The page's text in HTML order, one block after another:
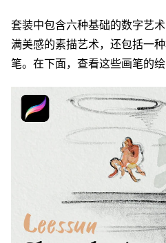
套装中包含六种基础的数字艺
满美感的素描艺术，还包括一
笔。在下面，查看这些画笔的绘